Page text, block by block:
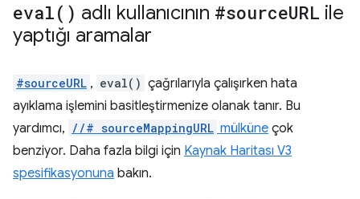
eval( ) adlı kullanıcının #sourceURL ile
yaptığı aramalar
#sourceURL , eval() çağrılarıyla çalışırken hata
ayıklama işlemini basitleştirmenize olanak tanır. Bu
yardımcı, //# sourceMappingURL mülküne çok
benziyor. Daha fazla bilgi için Kaynak Haritası V3
spesifikasyonuna bakın.